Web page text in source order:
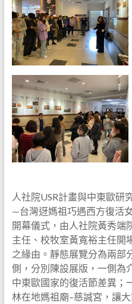
人社院USR計畫與中東歐研
—台灣迓媽祖巧遇西方復活
開幕儀式，由人社院黃秀端
主任、校牧室黃寬裕主任開
之緣由。靜態展覽分為兩部
側，分別陳設展版，一側為
中東歐國家的復活節差異；
林在地媽祖廟–慈諴宮，讓